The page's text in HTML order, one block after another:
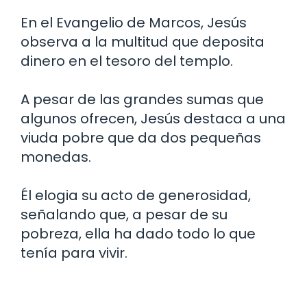
En el Evangelio de Marcos, Jesús
observa a la multitud que deposita
dinero en el tesoro del templo.
A pesar de las grandes sumas que
algunos ofrecen, Jesús destaca a una
viuda pobre que da dos pequeñas
monedas.
Él elogia su acto de generosidad,
señalando que, a pesar de su
pobreza, ella ha dado todo lo que
tenía para vivir.